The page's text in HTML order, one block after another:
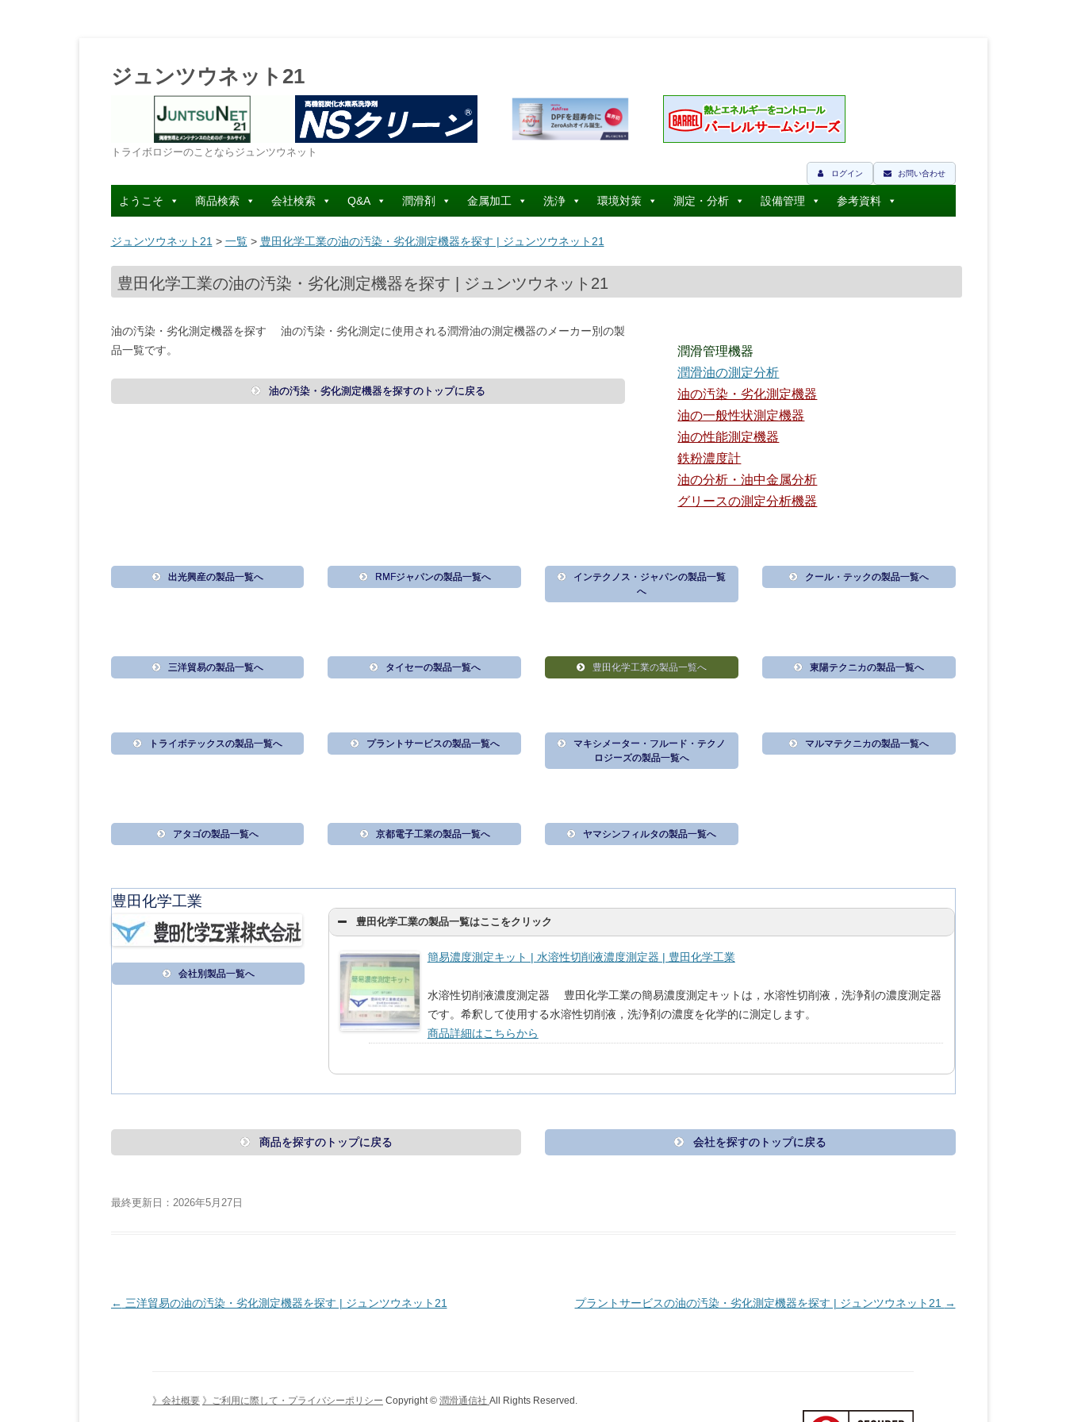
ジュンツウネット21
トライボロジーのことならジュンツウネット
お問い合わせ
ログイン
コ
ン
テ
ン
へ
キ
ッ
プ
ようこそ 商品検索 会社検索 Q&A 潤滑剤 金属加工 洗浄 環境対策 測定・分析 設備管理 参考資料
ジュンツウネット21 > 一覧> 豊田化学工業の油の汚染・劣化測定機器を探す | ジュンツウネット21
豊田化学工業の油の汚染・劣化測定機器を探す | ジュンツウネット21
油の汚染・劣化測定機器を探す 油の汚染・劣化測定に使用される潤滑油の測定機器のメーカー別の製
品一覧です。
油の汚染・劣化測定機器を探すのトップに戻る
潤滑管理機器
潤滑油の測定分析
油の汚染・劣化測定機器
油の一般性状測定機器
油の性能測定機器
鉄粉濃度計
油の分析・油中金属分析
グリースの測定分析機器
出光興産の製品一覧へ RMFジャパンの製品一覧へ
インテクノス・ジャパンの製品一覧
へ
クール・テックの製品一覧へ
三洋貿易の製品一覧へ タイセーの製品一覧へ 豊田化学工業の製品一覧へ 東陽テクニカの製品一覧へ
トライボテックスの製品一覧へ プラントサービスの製品一覧へ
マキシメーター・フルード・テクノ
ロジーズの製品一覧へ
マルマテクニカの製品一覧へ
アタゴの製品一覧へ 京都電子工業の製品一覧へ ヤマシンフィルタの製品一覧へ
豊田化学工業
会社別製品一覧へ
豊田化学工業の製品一覧はここをクリック
簡易濃度測定キット | 水溶性切削液濃度測定器 | 豊田化学工業
水溶性切削液濃度測定器 豊田化学工業の簡易濃度測定キットは，水溶性切削液，洗浄剤の濃度測定器
です。希釈して使用する水溶性切削液，洗浄剤の濃度を化学的に測定します。
商品詳細はこちらから
商品を探すのトップに戻る 会社を探すのトップに戻る
最終更新日：2026年5月27日
投
← 三洋貿易の油の汚染・劣化測定機器を探す | ジュンツウネット21 プラントサービスの油の汚染・劣化測定機器を探す | ジュンツウネット21 →
》会社概要 》ご利用に際して・プライバシーポリシー Copyright © 潤滑通信社 All Rights Reserved.